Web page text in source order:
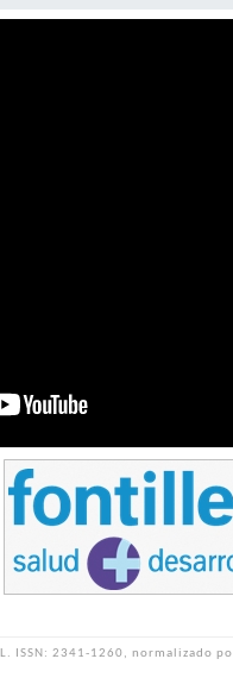
ISSN: 2341-1260, normalizado